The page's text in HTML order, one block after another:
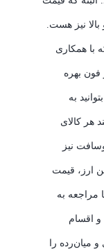
نیز هست.
با همکاری
فون بهره
به
هر کالای
نیز
ارز، قیمت
مراجعه به
اقسام
میان‌رده را